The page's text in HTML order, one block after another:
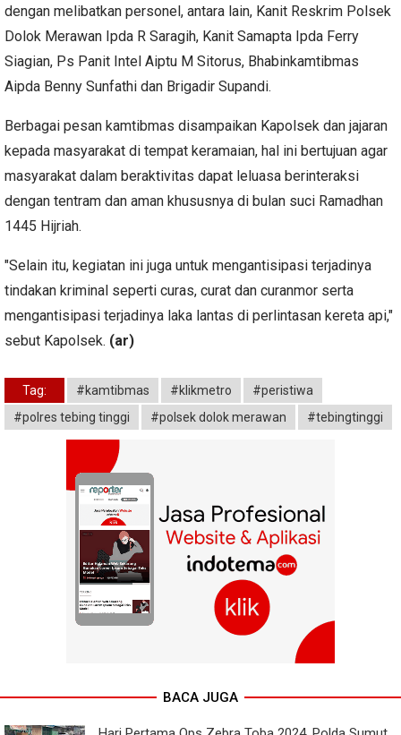
dengan melibatkan personel, antara lain, Kanit Reskrim Polsek
Dolok Merawan Ipda R Saragih, Kanit Samapta Ipda Ferry
Siagian, Ps Panit Intel Aiptu M Sitorus, Bhabinkamtibmas
Aipda Benny Sunfathi dan Brigadir Supandi.
Berbagai pesan kamtibmas disampaikan Kapolsek dan jajaran
kepada masyarakat di tempat keramaian, hal ini bertujuan agar
masyarakat dalam beraktivitas dapat leluasa berinteraksi
dengan tentram dan aman khususnya di bulan suci Ramadhan
1445 Hijriah.
"Selain itu, kegiatan ini juga untuk mengantisipasi terjadinya
tindakan kriminal seperti curas, curat dan curanmor serta
mengantisipasi terjadinya laka lantas di perlintasan kereta api,"
sebut Kapolsek. (ar)
Tag: #kamtibmas #klikmetro
#peristiwa
#polres tebing tinggi
#polsek dolok merawan #tebingtinggi
BACA JUGA